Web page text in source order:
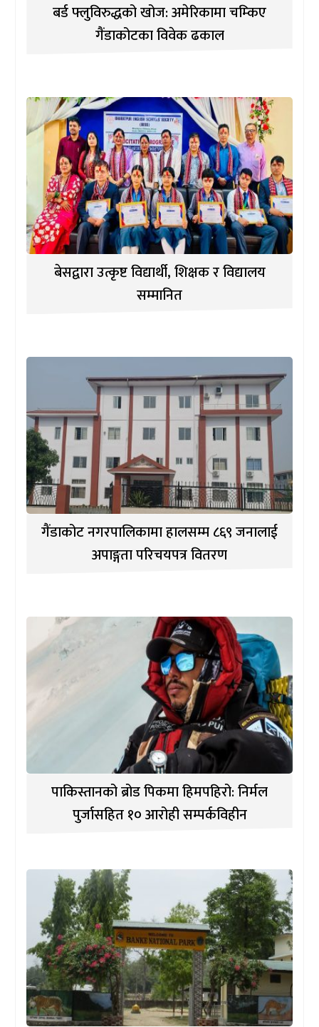
बर्ड फ्लुविरुद्धको खोज: अमेरिकामा चम्किए
गैंडाकोटका विवेक ढकाल
बेसद्वारा उत्कृष्ट विद्यार्थी, शिक्षक र विद्यालय
सम्मानित
गैंडाकोट नगरपालिकामा हालसम्म ८६९ जनालाई
अपाङ्गता परिचयपत्र वितरण
पाकिस्तानको ब्रोड पिकमा हिमपहिरो: निर्मल
पुर्जासहित १० आरोही सम्पर्कविहीन